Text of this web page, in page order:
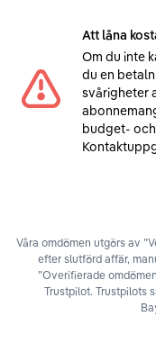
Att låna
Om du inte
du en
svårigheter
budget-
Våra omdömen utgörs av
efter slutförd affär,
”Overifierade
Trustpilot. Trustpilots